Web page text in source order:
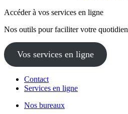
Accéder à vos services en ligne
Nos outils pour faciliter votre quotidien
Vos services en ligne
Contact
Services en ligne
Nos bureaux